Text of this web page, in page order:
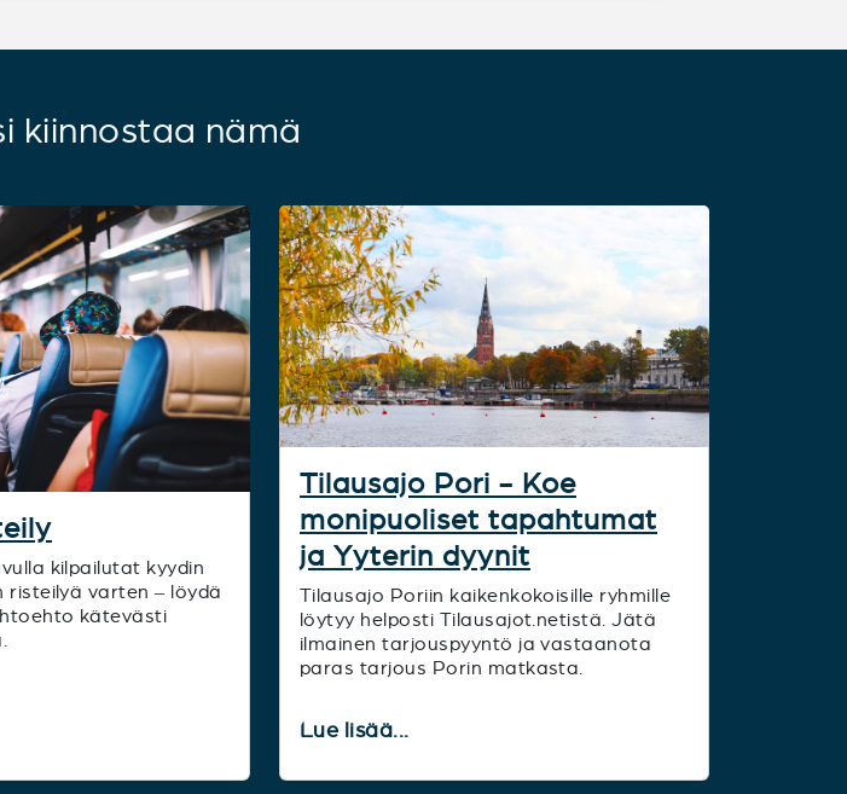
kiinnostaa nämä
kilpailutat kyydin
risteilyä varten – löydä
kätevästi
Tilausajo Pori - Koe
monipuoliset tapahtumat
ja Yyterin dyynit
Tilausajo Poriin kaikenkokoisille ryhmille
löytyy helposti Tilausajot.netistä. Jätä
ilmainen tarjouspyyntö ja vastaanota
paras tarjous Porin matkasta.
Lue lisää...